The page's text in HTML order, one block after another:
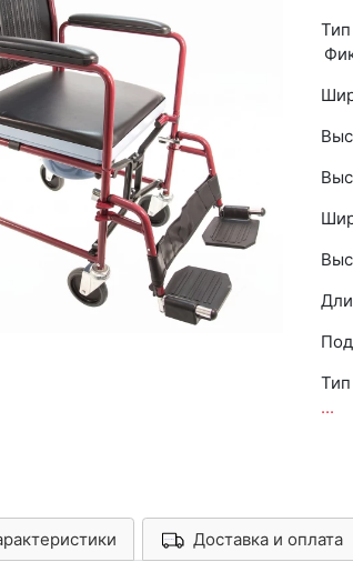
...
Арконт-Мед Доставка и оплата